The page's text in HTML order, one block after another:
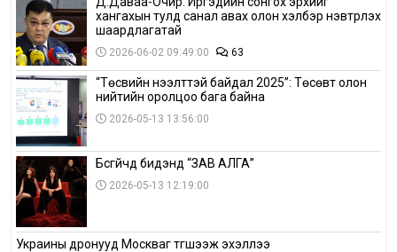
хангахын тулд санал авах олон хэлбэр нэвтрүүлэх
шаардлагатай
2026-06-02 09:49:00 63
“Төсвийн нээлттэй байдал 2025”: Төсөвт олон
нийтийн оролцоо бага байна
2026-05-13 13:56:00
Бүсгүйчүүд бидэнд “ЗАВ АЛГА”
2026-05-13 12:19:00
Украины дронууд Москваг түгшээж эхэллээ